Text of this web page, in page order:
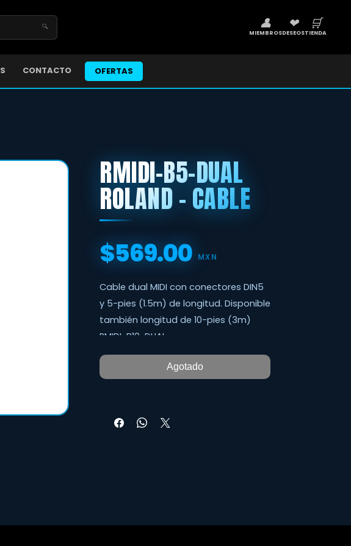
🔍 👤
MIEMBROS
❤
DESEOS
🛒
TIENDA
CONTACTO OFERTAS
RMIDI-B5-DUAL
ROLAND - CABLE
$569.00 MXN
Cable dual MIDI con conectores DIN5
y 5-pies (1.5m) de longitud. Disponible
también longitud de 10-pies (3m)
RMIDI-B10-DUAL.
todo tu equipo MIDI con confianza.
Agotado